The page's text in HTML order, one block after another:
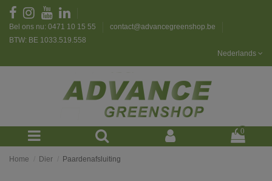
Bel ons nu: 0471 10 15 55
contact@advancegreenshop.be
BTW: BE 1033.519.558
Nederlands
0
Home Dier Paardenafsluiting